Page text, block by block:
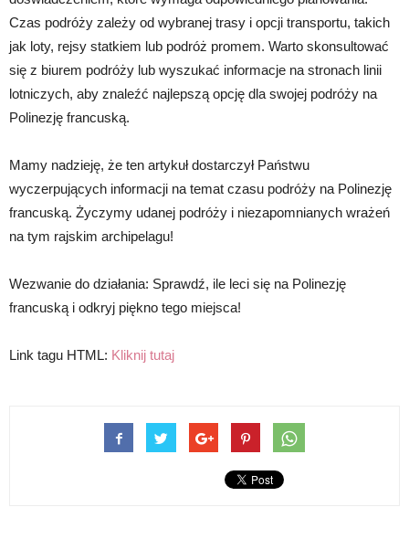
Czas podróży zależy od wybranej trasy i opcji transportu, takich
jak loty, rejsy statkiem lub podróż promem. Warto skonsultować
się z biurem podróży lub wyszukać informacje na stronach linii
lotniczych, aby znaleźć najlepszą opcję dla swojej podróży na
Polinezję francuską.
Mamy nadzieję, że ten artykuł dostarczył Państwu
wyczerpujących informacji na temat czasu podróży na Polinezję
francuską. Życzymy udanej podróży i niezapomnianych wrażeń
na tym rajskim archipelagu!
Wezwanie do działania: Sprawdź, ile leci się na Polinezję
francuską i odkryj piękno tego miejsca!
Link tagu HTML: Kliknij tutaj